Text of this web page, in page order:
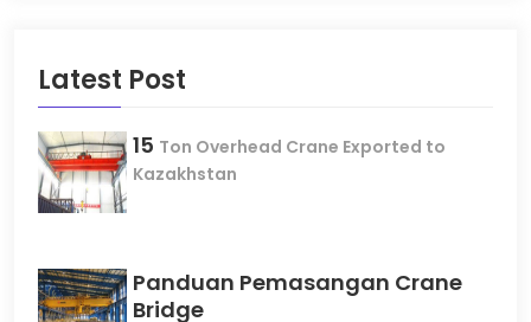
Latest Post
15 Ton Overhead Crane Exported to
Kazakhstan
Panduan Pemasangan Crane
Bridge